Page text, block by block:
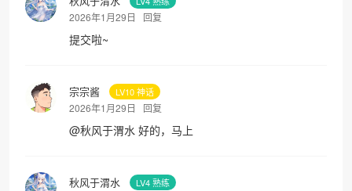
2026年1月29日 回复
提交啦~
宗宗酱 LV10 神话
2026年1月29日 回复
@秋风于渭水 好的，马上
秋风于渭水 LV4 熟练